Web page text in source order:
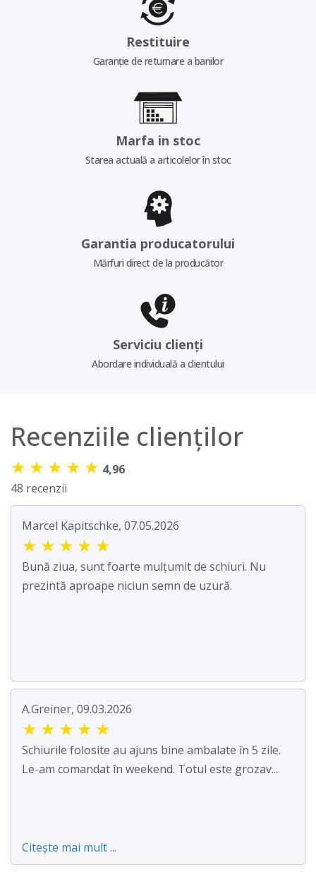
Restituire
Garanție de returnare a banilor
Marfa in stoc
Starea actuală a articolelor în stoc
Garantia producatorului
Mărfuri direct de la producător
Serviciu clienți
Abordare individuală a clientului
Recenziile clienților
★ ★ ★ ★ ★ 4,96
48 recenzii
Marcel Kapitschke, 07.05.2026
★ ★ ★ ★ ★
Bună ziua, sunt foarte mulțumit de schiuri. Nu
prezintă aproape niciun semn de uzură.
A.Greiner, 09.03.2026
★ ★ ★ ★ ★
Schiurile folosite au ajuns bine ambalate în 5 zile.
Le-am comandat în weekend. Totul este grozav...
Citește mai mult ...